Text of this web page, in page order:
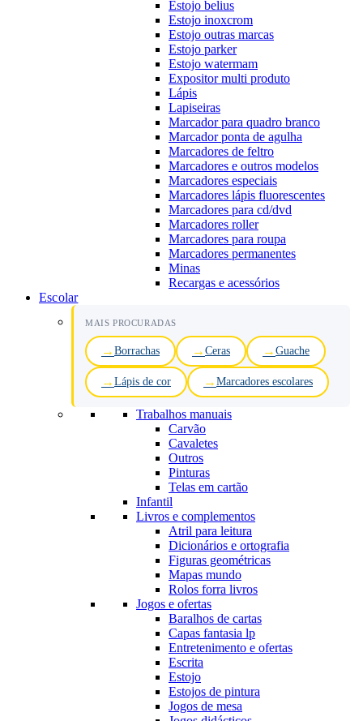
Estojo belius
Estojo inoxcrom
Estojo outras marcas
Estojo parker
Estojo watermam
Expositor multi produto
Lápis
Lapiseiras
Marcador para quadro branco
Marcador ponta de agulha
Marcadores de feltro
Marcadores e outros modelos
Marcadores especiais
Marcadores lápis fluorescentes
Marcadores para cd/dvd
Marcadores roller
Marcadores para roupa
Marcadores permanentes
Minas
Recargas e acessórios
Escolar
MAIS PROCURADAS
Borrachas Ceras Guache
Lápis de cor Marcadores escolares
Trabalhos manuais
Carvão
Cavaletes
Outros
Pinturas
Telas em cartão
Infantil
Livros e complementos
Atril para leitura
Dicionários e ortografia
Figuras geométricas
Mapas mundo
Rolos forra livros
Jogos e ofertas
Baralhos de cartas
Capas fantasia lp
Entretenimento e ofertas
Escrita
Estojo
Estojos de pintura
Jogos de mesa